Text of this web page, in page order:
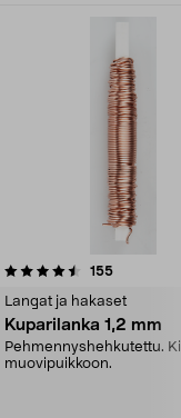
155arvostelut
Langat ja hakaset
Kuparilanka 1,2 mm
Pehmennyshehkutettu.
muovipuikkoon.
4.5 viidestä